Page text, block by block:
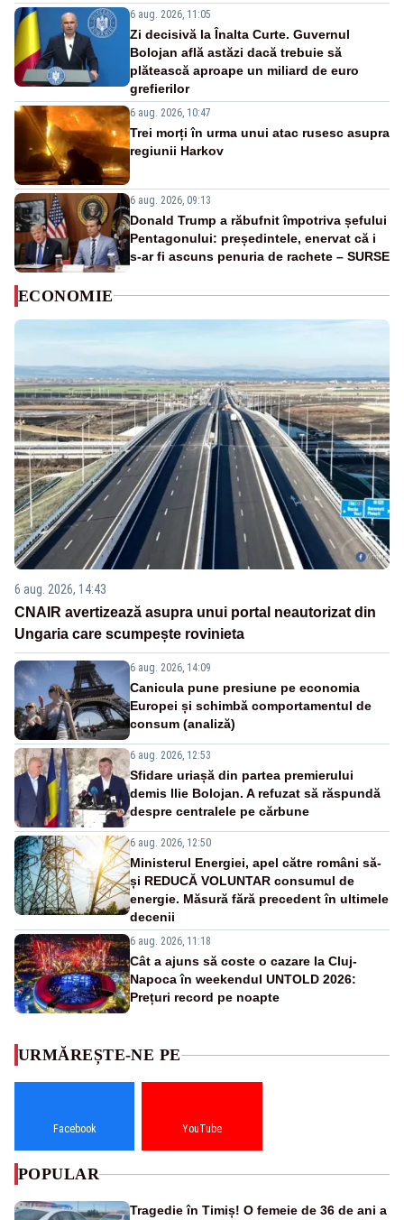
6 aug. 2026, 11:05
Zi decisivă la Înalta Curte. Guvernul
Bolojan află astăzi dacă trebuie să
plătească aproape un miliard de euro
grefierilor
6 aug. 2026, 10:47
Trei morți în urma unui atac rusesc asupra
regiunii Harkov
6 aug. 2026, 09:13
Donald Trump a răbufnit împotriva șefului
Pentagonului: președintele, enervat că i
s-ar fi ascuns penuria de rachete – SURSE
ECONOMIE
6 aug. 2026, 14:43
CNAIR avertizează asupra unui portal neautorizat din
Ungaria care scumpește rovinieta
6 aug. 2026, 14:09
Canicula pune presiune pe economia
Europei și schimbă comportamentul de
consum (analiză)
6 aug. 2026, 12:53
Sfidare uriașă din partea premierului
demis Ilie Bolojan. A refuzat să răspundă
despre centralele pe cărbune
6 aug. 2026, 12:50
Ministerul Energiei, apel către români să-
și REDUCĂ VOLUNTAR consumul de
energie. Măsură fără precedent în ultimele
decenii
6 aug. 2026, 11:18
Cât a ajuns să coste o cazare la Cluj-
Napoca în weekendul UNTOLD 2026:
Prețuri record pe noapte
URMĂREȘTE-NE PE
Facebook YouTube
POPULAR
Tragedie în Timiș! O femeie de 36 de ani a